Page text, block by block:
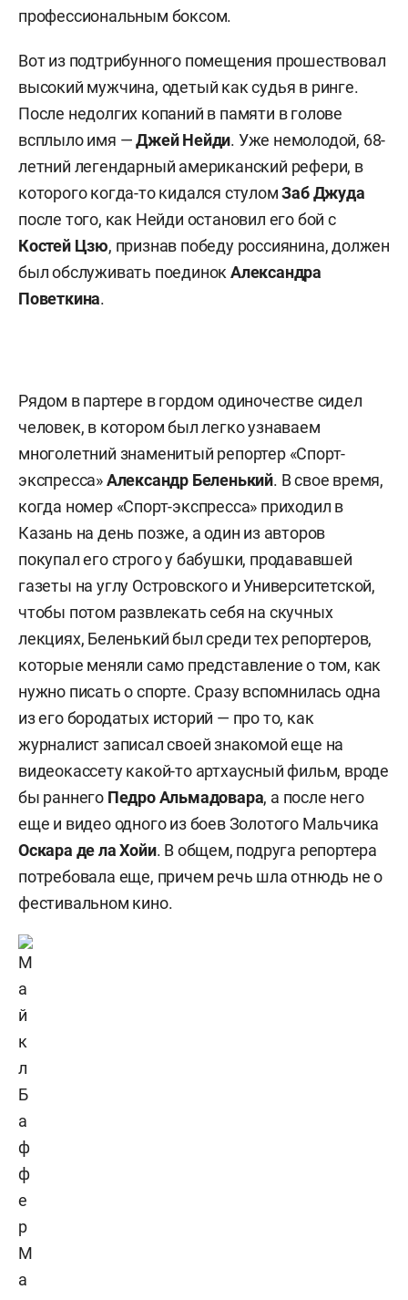
профессиональным боксом.
Вот из подтрибунного помещения прошествовал
высокий мужчина, одетый как судья в ринге.
После недолгих копаний в памяти в голове
всплыло имя —Джей Нейди. Уже немолодой, 68-
летний легендарный американский рефери, в
которого когда-то кидался стуломЗаб Джуда
после того, как Нейди остановил его бой с
Костей Цзю, признав победу россиянина, должен
был обслуживать поединокАлександра
Поветкина.
Рядом в партере в гордом одиночестве сидел
человек, в котором был легко узнаваем
многолетний знаменитый репортер «Спорт-
экспресса»Александр Беленький. В свое время,
когда номер «Спорт-экспресса» приходил в
Казань на день позже, а один из авторов
покупал его строго у бабушки, продававшей
газеты на углу Островского и Университетской,
чтобы потом развлекать себя на скучных
лекциях, Беленький был среди тех репортеров,
которые меняли само представление о том, как
нужно писать о спорте. Сразу вспомнилась одна
из его бородатых историй — про то, как
журналист записал своей знакомой еще на
видеокассету какой-то артхаусный фильм, вроде
бы раннего Педро Альмадовара, а после него
еще и видео одного из боев Золотого Мальчика
Оскара де ла Хойи. В общем, подруга репортера
потребовала еще, причем речь шла отнюдь не о
фестивальном кино.
М
а